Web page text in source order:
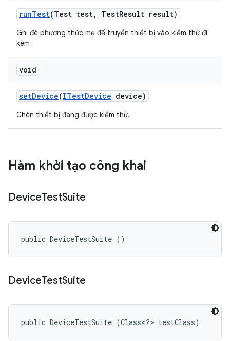
runTest(Test test, TestResult result)
Ghi đè phương thức mẹ để truyền thiết bị vào kiểm thử đi
kèm
void
setDevice(ITestDevice device)
Chèn thiết bị đang được kiểm thử.
Hàm khởi tạo công khai
DeviceTestSuite
public DeviceTestSuite ()
DeviceTestSuite
public DeviceTestSuite (Class<?> testClass)